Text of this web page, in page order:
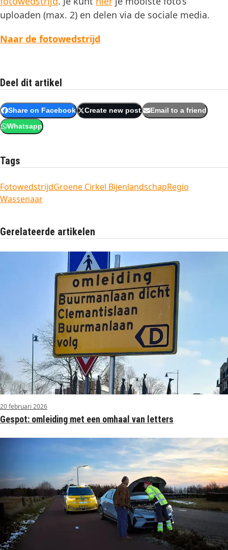
uploaden (max. 2) en delen via de sociale media.
Naar de fotowedstrijd
Deel dit artikel
Share on Facebook Create new post Email to a friend
Whatsapp
Tags
FotowedstrijdGroene Cirkel BijenlandschapRegio
Wassenaar
Gerelateerde artikelen
20 februari 2026
Gespot: omleiding met een omhaal van letters